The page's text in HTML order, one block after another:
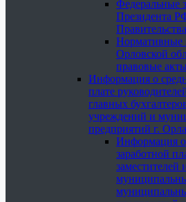
Федеральные
Президента
Нормативные
Орловской
правовые
Информация о
плате
главных
учреждений и
предприятий г. Орла
Информация о
заработной
заместителей